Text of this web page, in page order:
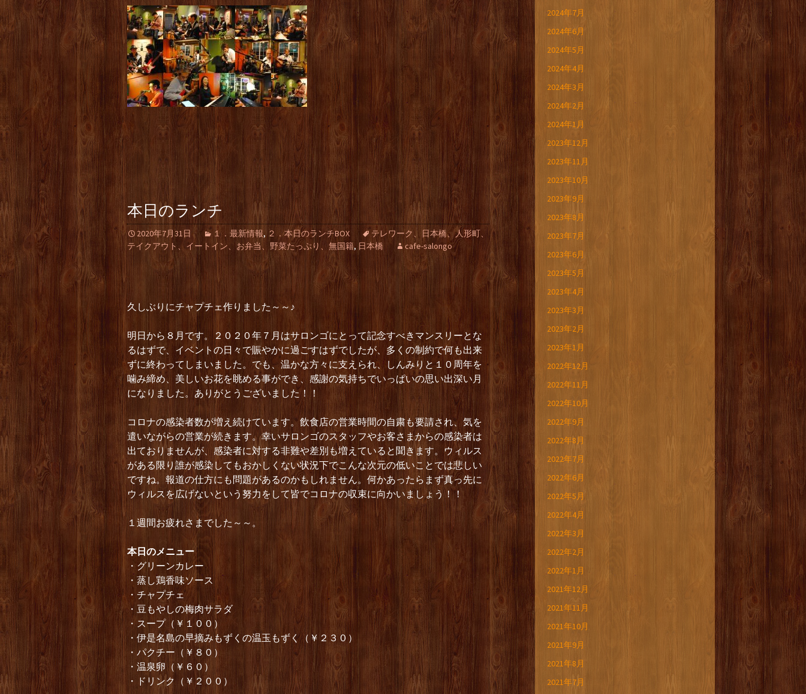
本日のランチ
2020年7月31日 １．最新情報, ２．本日のランチBOX
テレワーク、日本橋、人形町、
テイクアウト、イートイン、お弁当、野菜たっぷり、無国籍, 日本橋 cafe-salongo
久しぶりにチャプチェ作りました～～♪
明日から８月です。２０２０年７月はサロンゴにとって記念すべきマンスリーとな
るはずで、イベントの日々で賑やかに過ごすはずでしたが、多くの制約で何も出来
ずに終わってしまいました。でも、温かな方々に支えられ、しんみりと１０周年を
噛み締め、美しいお花を眺める事ができ、感謝の気持ちでいっぱいの思い出深い月
になりました。ありがとうございました！！
コロナの感染者数が増え続けています。飲食店の営業時間の自粛も要請され、気を
遣いながらの営業が続きます。幸いサロンゴのスタッフやお客さまからの感染者は
出ておりませんが、感染者に対する非難や差別も増えていると聞きます。ウィルス
がある限り誰が感染してもおかしくない状況下でこんな次元の低いことでは悲しい
ですね。報道の仕方にも問題があるのかもしれません。何かあったらまず真っ先に
ウィルスを広げないという努力をして皆でコロナの収束に向かいましょう！！
１週間お疲れさまでした～～。
本日のメニュー
・グリーンカレー
・蒸し鶏香味ソース
・チャプチェ
・豆もやしの梅肉サラダ
・スープ（￥１００）
・伊是名島の早摘みもずくの温玉もずく（￥２３０）
・パクチー（￥８０）
・温泉卵（￥６０）
・ドリンク（￥２００）
2024年7月
2024年6月
2024年5月
2024年4月
2024年3月
2024年2月
2024年1月
2023年12月
2023年11月
2023年10月
2023年9月
2023年8月
2023年7月
2023年6月
2023年5月
2023年4月
2023年3月
2023年2月
2023年1月
2022年12月
2022年11月
2022年10月
2022年9月
2022年8月
2022年7月
2022年6月
2022年5月
2022年4月
2022年3月
2022年2月
2022年1月
2021年12月
2021年11月
2021年10月
2021年9月
2021年8月
2021年7月